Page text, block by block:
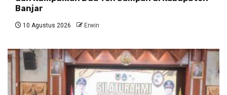
Banjar
10 Agustus 2026 Erwin